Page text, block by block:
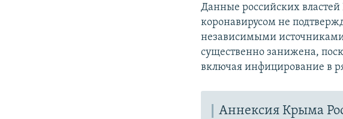
Данные российских
коронавирусом не
независимыми
существенно занижена,
включая инфицирование в
Аннексия Крыма